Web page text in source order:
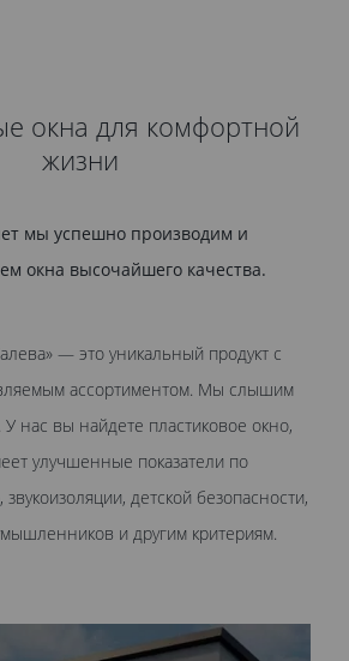
окна для комфортной
жизни
мы успешно производим и
окна высочайшего качества.
— это уникальный продукт с
ассортиментом. Мы слышим
У нас вы найдете пластиковое окно,
улучшенные показатели по
детской безопасности,
и другим критериям.